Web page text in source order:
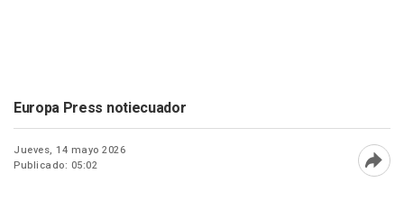
Europa Press notiecuador
Jueves, 14 mayo 2026
Publicado: 05:02